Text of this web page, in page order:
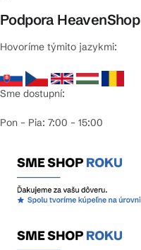
Podpora HeavenShop
Hovoríme týmito jazykmi:
Sme dostupní:
Pon – Pia: 7:00 – 15:00